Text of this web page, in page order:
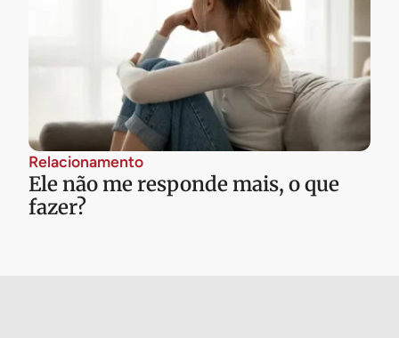
Relacionamento
Ele não me responde mais, o que
fazer?